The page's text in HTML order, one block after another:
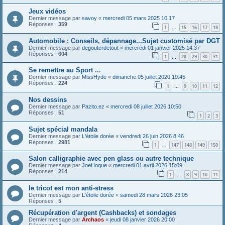
Jeux vidéos
Dernier message par savoy « mercredi 05 mars 2025 10:17
Réponses : 359 1 … 15 16 17 18
Automobile : Conseils, dépannage...Sujet customisé par DGT
Dernier message par degouterdetout « mercredi 01 janvier 2025 14:37
Réponses : 604 1 28 29 30 31
Se remettre au Sport ...
Dernier message par MissHyde « dimanche 05 juillet 2020 19:45
Réponses : 224 1 … 9 10 11 12
Nos dessins
Dernier message par Pazito.ez « mercredi 08 juillet 2026 10:50
Réponses : 51 1 2 3
Sujet spécial mandala
Dernier message par L'étoile dorée « vendredi 26 juin 2026 8:46
Réponses : 2981 1 147 148 149 150
Salon calligraphie avec pen glass ou autre technique
Dernier message par JoeHoque « mercredi 01 avril 2026 15:09
Réponses : 214 1 … 8 9 10 11
le tricot est mon anti-stress
Dernier message par L'étoile dorée « samedi 28 mars 2026 23:05
Réponses : 5
Récupération d'argent (Cashbacks) et sondages
Dernier message par Archaos « jeudi 08 janvier 2026 20:00